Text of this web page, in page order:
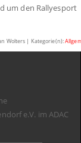
um den Rallyesport
Wolters | Kategorie(n):
e.V. im ADAC